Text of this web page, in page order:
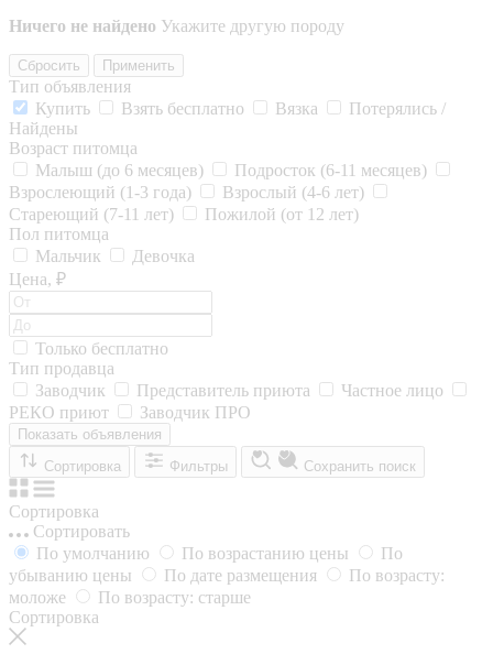
Ничего не найдено Укажите другую породу
Сбросить Применить
Тип объявления
Купить
Взять бесплатно Вязка
Потерялись /
Найдены
Возраст питомца
Малыш (до 6 месяцев)
Подросток (6-11 месяцев)
Взрослеющий (1-3 года)
Взрослый (4-6 лет)
Стареющий (7-11 лет)
Пожилой (от 12 лет)
Пол питомца
Мальчик
Девочка
Цена, ₽
Только бесплатно
Тип продавца
Заводчик
Представитель приюта
Частное лицо
РЕКО приют
Заводчик ПРО
Показать объявления
Сортировка
Фильтры Сохранить поиск
Сортировка
Сортировать
По умолчанию
По возрастанию цены
По
убыванию цены
По дате размещения
По возрасту:
моложе
По возрасту: старше
Сортировка